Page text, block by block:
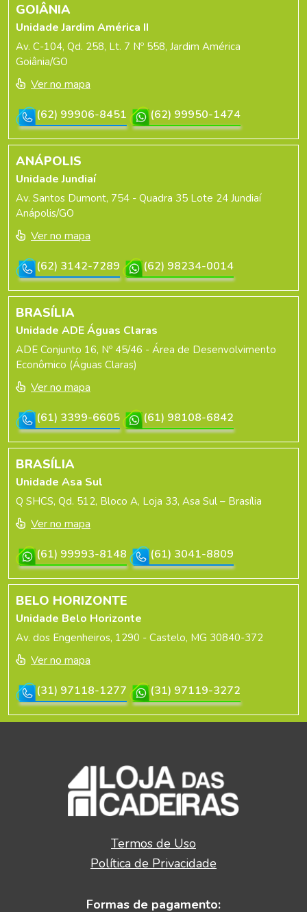
GOIÂNIA
Unidade Jardim América II
Av. C-104, Qd. 258, Lt. 7 Nº 558, Jardim América
Goiânia/GO
Ver no mapa
(62) 99906-8451
(62) 99950-1474
ANÁPOLIS
Unidade Jundiaí
Av. Santos Dumont, 754 - Quadra 35 Lote 24 Jundiaí
Anápolis/GO
Ver no mapa
(62) 3142-7289
(62) 98234-0014
BRASÍLIA
Unidade ADE Águas Claras
ADE Conjunto 16, Nº 45/46 - Área de Desenvolvimento
Econômico (Águas Claras)
Ver no mapa
(61) 3399-6605
(61) 98108-6842
BRASÍLIA
Unidade Asa Sul
Q SHCS, Qd. 512, Bloco A, Loja 33, Asa Sul – Brasília
Ver no mapa
(61) 99993-8148
(61) 3041-8809
BELO HORIZONTE
Unidade Belo Horizonte
Av. dos Engenheiros, 1290 - Castelo, MG 30840-372
Ver no mapa
(31) 97118-1277
(31) 97119-3272
Termos de Uso
Política de Privacidade
Formas de pagamento: